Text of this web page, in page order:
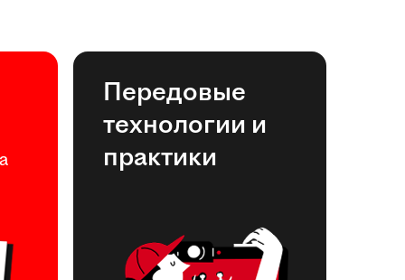
Передовые
технологии и
практики